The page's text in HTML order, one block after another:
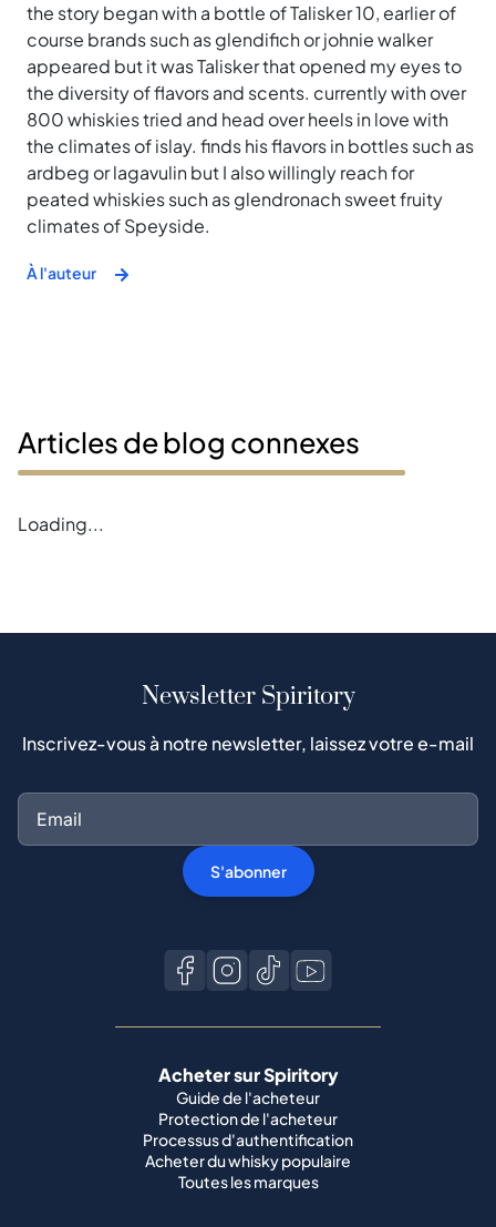
the story began with a bottle of Talisker 10, earlier of
course brands such as glendifich or johnie walker
appeared but it was Talisker that opened my eyes to
the diversity of flavors and scents. currently with over
800 whiskies tried and head over heels in love with
the climates of islay. finds his flavors in bottles such as
ardbeg or lagavulin but I also willingly reach for
peated whiskies such as glendronach sweet fruity
climates of Speyside.
À l'auteur
Articles de blog connexes
Error loading blogs
Newsletter Spiritory
Inscrivez-vous à notre newsletter, laissez votre e-mail
S'abonner
Acheter sur Spiritory
Guide de l'acheteur
Protection de l'acheteur
Processus d'authentification
Acheter du whisky populaire
Toutes les marques